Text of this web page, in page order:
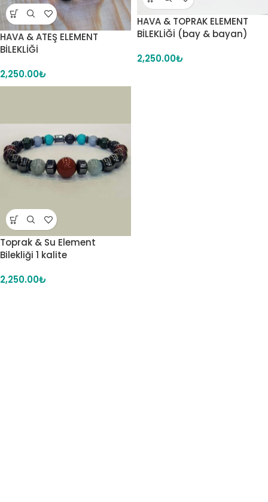
HAVA & ATEŞ ELEMENT
BİLEKLİĞİ
2,250.00₺
HAVA & TOPRAK ELEMENT
BİLEKLİĞİ (bay & bayan)
2,250.00₺
Toprak & Su Element
Bilekliği 1 kalite
2,250.00₺